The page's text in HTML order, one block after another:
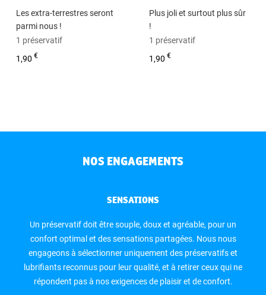
Les extra-terrestres seront
parmi nous !
1 préservatif
1,90€
Plus joli et surtout plus sûr
!
1 préservatif
1,90€
NOS ENGAGEMENTS
SENSATIONS
Un préservatif doit être souple, doux et agréable, pour un
confort optimal et des sensations partagées. Nous nous
engageons à sélectionner uniquement des préservatifs et
lubrifiants reconnus pour leur qualité, et à retirer ceux qui ne
répondent pas à nos exigences de plaisir et de confort.